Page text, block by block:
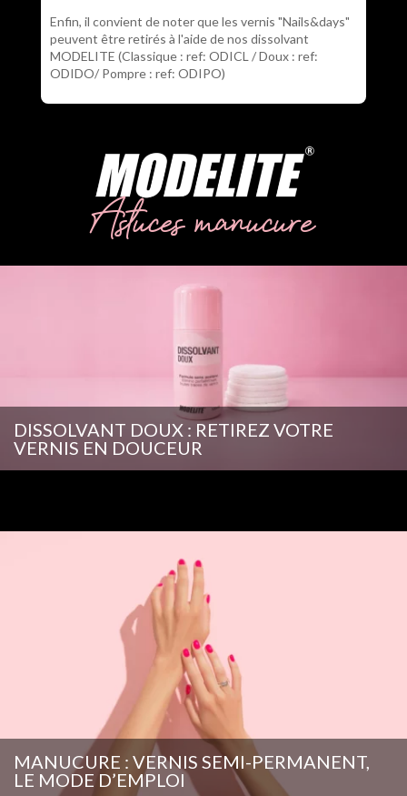
Enfin, il convient de noter que les vernis "Nails&days"
peuvent être retirés à l'aide de nos dissolvant
MODELITE (Classique : ref: ODICL / Doux : ref:
ODIDO/ Pompre : ref: ODIPO)
Astuces manucure
DISSOLVANT DOUX : RETIREZ VOTRE
VERNIS EN DOUCEUR
MANUCURE : VERNIS SEMI-PERMANENT,
LE MODE D’EMPLOI